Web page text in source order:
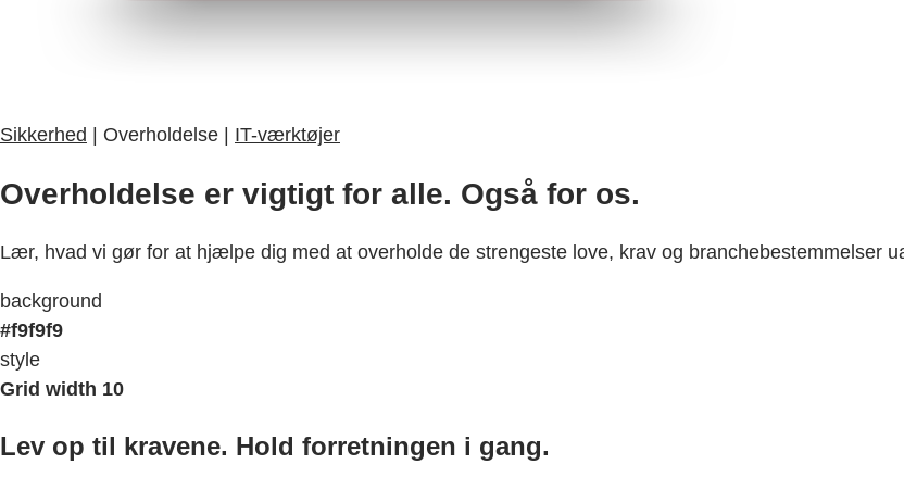
Sikkerhed | Overholdelse | IT-værktøjer
Overholdelse er vigtigt for alle. Også for os.
Lær, hvad vi gør for at hjælpe dig med at overholde de strengeste love, krav og branchebestemmelser
background
#f9f9f9
style
Grid width 10
Lev op til kravene. Hold forretningen i gang.